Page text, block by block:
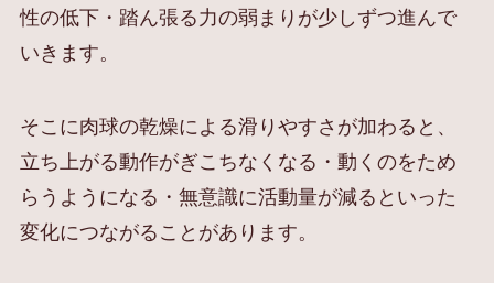
性の低下・踏ん張る力の弱まりが少しずつ進んで
いきます。
そこに肉球の乾燥による滑りやすさが加わると、
立ち上がる動作がぎこちなくなる・動くのをため
らうようになる・無意識に活動量が減るといった
変化につながることがあります。